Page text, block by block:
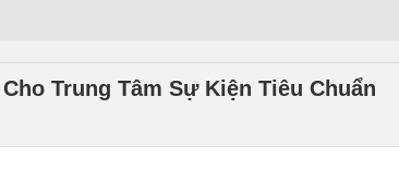
Trung Tâm Sự Kiện Tiêu Chuẩn